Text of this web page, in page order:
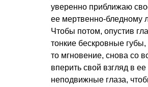
уверенно приближаю
ее мертвенно-бледному
Чтобы потом, опустив
тонкие бескровные губы,
то мгновение, снова со
вперить свой взгляд в
неподвижные глаза,